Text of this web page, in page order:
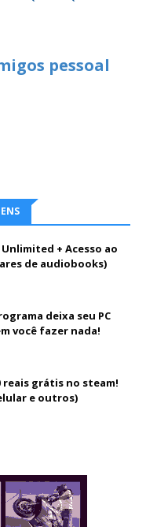
pessoal
Unlimited + Acesso ao
de audiobooks)
deixa seu PC
você fazer nada!
reais grátis no steam!
e outros)